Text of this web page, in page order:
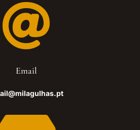

Email